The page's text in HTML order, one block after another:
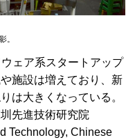
。
ェア系スタートアップ
施設は増えており、新
は大きくなっている。
先進技術研究院
Technology, Chinese